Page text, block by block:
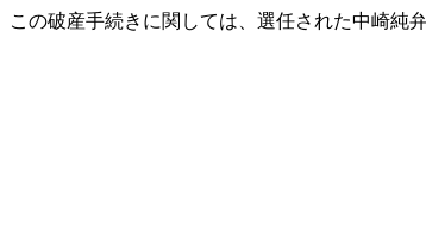
この破産手続きに関しては、選任された中崎純